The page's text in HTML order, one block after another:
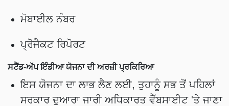
ਮੋਬਾਈਲ ਨੰਬਰ
ਪ੍ਰੋਜੈਕਟ ਰਿਪੋਰਟ
ਸਟੈਂਡ-ਅੱਪ ਇੰਡੀਆ ਯੋਜਨਾ ਦੀ ਅਰਜ਼ੀ ਪ੍ਰਕਿਰਿਆ
ਇਸ ਯੋਜਨਾ ਦਾ ਲਾਭ ਲੈਣ ਲਈ, ਤੁਹਾਨੂੰ ਸਭ ਤੋਂ ਪਹਿਲਾਂ
ਸਰਕਾਰ ਦੁਆਰਾ ਜਾਰੀ ਅਧਿਕਾਰਤ ਵੈੱਬਸਾਈਟ 'ਤੇ ਜਾਣਾ